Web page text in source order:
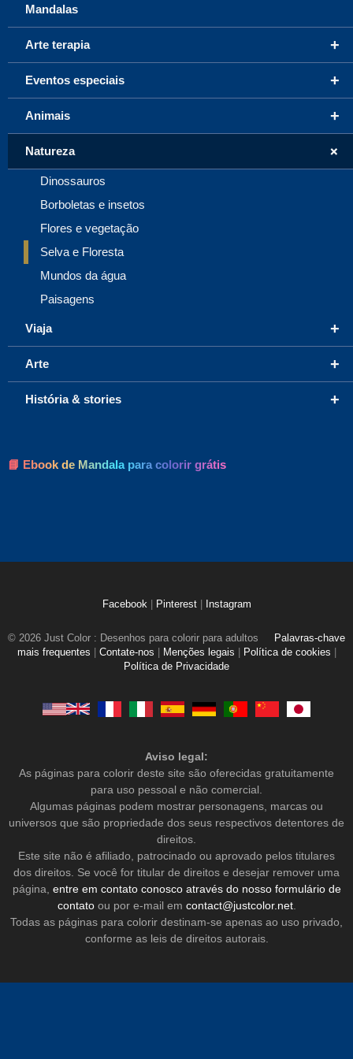
Mandalas
+
Arte terapia
+
Eventos especiais
+
Animais
+
Natureza
Dinossauros
Borboletas e insetos
Flores e vegetação
Selva e Floresta
Mundos da água
Paisagens
+
Viaja
+
Arte
+
História & stories
📘 Ebook de Mandala para colorir grátis
Facebook Pinterest Instagram
© 2026 Just Color : Desenhos para colorir para adultos
Palavras-chave
mais frequentes
Contate-nos Menções legais Política de cookies
Política de Privacidade
Aviso legal:
As páginas para colorir deste site são oferecidas gratuitamente
para uso pessoal e não comercial.
Algumas páginas podem mostrar personagens, marcas ou
universos que são propriedade dos seus respectivos detentores de
direitos.
Este site não é afiliado, patrocinado ou aprovado pelos titulares
dos direitos. Se você for titular de direitos e desejar remover uma
página, entre em contato conosco através do nosso formulário de
contatoou por e-mail em contact@justcolor.net.
Todas as páginas para colorir destinam-se apenas ao uso privado,
conforme as leis de direitos autorais.